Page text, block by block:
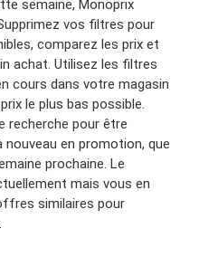
semaine, Monoprix
vos filtres pour
comparez les prix et
achat. Utilisez les filtres
cours dans votre magasin
le plus bas possible.
recherche pour être
en promotion, que
prochaine. Le
mais vous en
similaires pour